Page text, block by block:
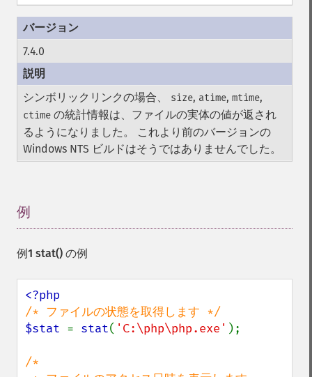
7.4.0
シンボリックリンクの場合、 size, atime, mtime,
ctime の統計情報は、ファイルの実体の値が返され
るようになりました。 これより前のバージョンの
Windows NTS ビルドはそうではありませんでした。
例
例1 stat() の例
$stat = stat( 'C:\php\php.exe' );
/*